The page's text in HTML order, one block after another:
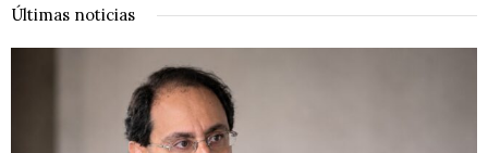
Últimas noticias